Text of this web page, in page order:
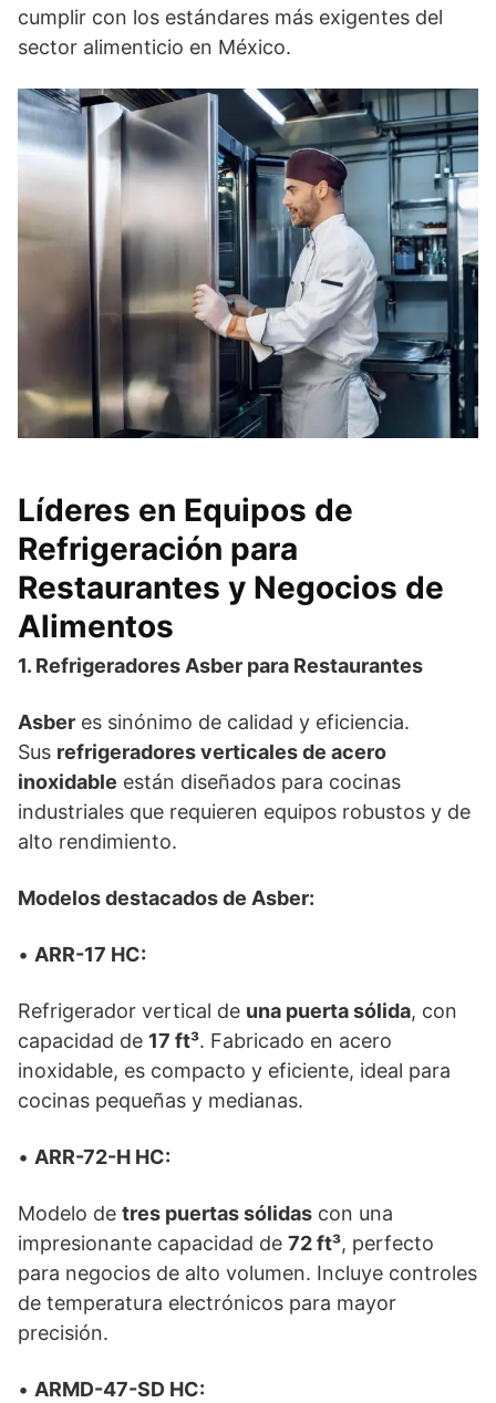
cumplir con los estándares más exigentes del
sector alimenticio en México.
Líderes en Equipos de
Refrigeración para
Restaurantes y Negocios de
Alimentos
1. Refrigeradores Asber para Restaurantes
Asber es sinónimo de calidad y eficiencia.
Sus refrigeradores verticales de acero
inoxidable están diseñados para cocinas
industriales que requieren equipos robustos y de
alto rendimiento.
Modelos destacados de Asber:
• ARR-17 HC:
Refrigerador vertical de una puerta sólida, con
capacidad de 17 ft³. Fabricado en acero
inoxidable, es compacto y eficiente, ideal para
cocinas pequeñas y medianas.
• ARR-72-H HC:
Modelo de tres puertas sólidas con una
impresionante capacidad de 72 ft³, perfecto
para negocios de alto volumen. Incluye controles
de temperatura electrónicos para mayor
precisión.
• ARMD-47-SD HC: